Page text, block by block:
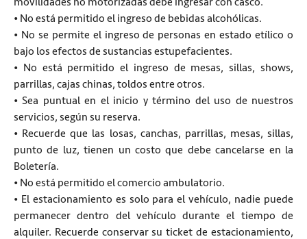
• No está permitido el ingreso de bebidas alcohólicas.
• No se permite el ingreso de personas en estado etílico o
bajo los efectos de sustancias estupefacientes.
• No está permitido el ingreso de mesas, sillas, shows,
parrillas, cajas chinas, toldos entre otros.
• Sea puntual en el inicio y término del uso de nuestros
servicios, según su reserva.
• Recuerde que las losas, canchas, parrillas, mesas, sillas,
punto de luz, tienen un costo que debe cancelarse en la
Boletería.
• No está permitido el comercio ambulatorio.
• El estacionamiento es solo para el vehículo, nadie puede
permanecer dentro del vehículo durante el tiempo de
alquiler. Recuerde conservar su ticket de estacionamiento,